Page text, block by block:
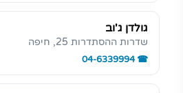
גולדן ג'וב
שדרות ההסתדרות 25, חיפה
04-6339994